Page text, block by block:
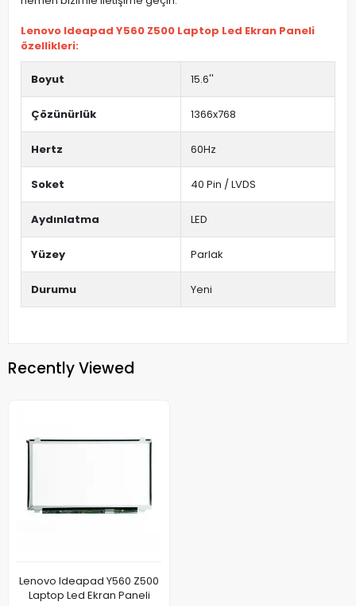
Lenovo Ideapad Y560 Z500 Laptop Led Ekran Paneli
özellikleri:
Boyut 15.6''
Çözünürlük 1366x768
Hertz 60Hz
Soket 40 Pin / LVDS
Aydınlatma LED
Yüzey Parlak
Durumu Yeni
Recently Viewed
Lenovo Ideapad Y560 Z500
Laptop Led Ekran Paneli